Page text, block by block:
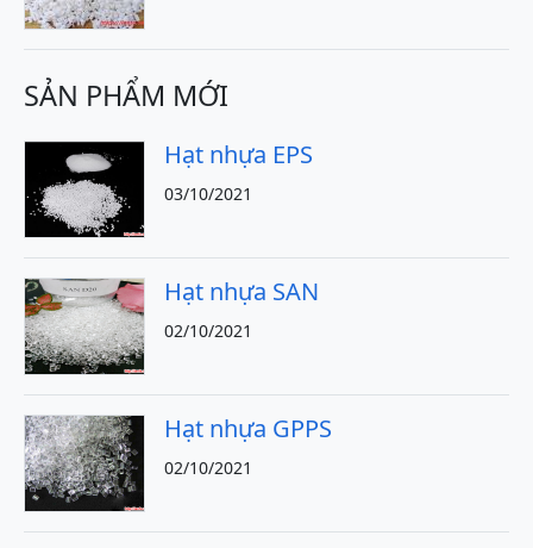
SẢN PHẨM MỚI
Hạt nhựa EPS
03/10/2021
Hạt nhựa SAN
02/10/2021
Hạt nhựa GPPS
02/10/2021